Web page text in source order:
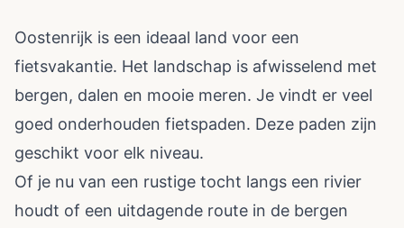
Oostenrijk is een ideaal land voor een
fietsvakantie. Het landschap is afwisselend met
bergen, dalen en mooie meren. Je vindt er veel
goed onderhouden fietspaden. Deze paden zijn
geschikt voor elk niveau.
Of je nu van een rustige tocht langs een rivier
houdt of een uitdagende route in de bergen